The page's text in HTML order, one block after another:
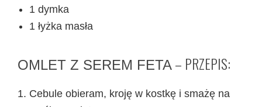
1 dymka
1 łyżka masła
OMLET Z SEREM FETA – PRZEPIS:
Cebule obieram, kroję w kostkę i smażę na